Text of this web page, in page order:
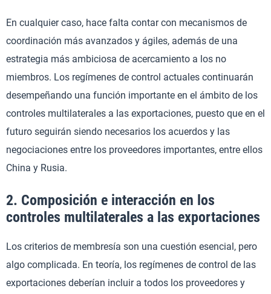
En cualquier caso, hace falta contar con mecanismos de
coordinación más avanzados y ágiles, además de una
estrategia más ambiciosa de acercamiento a los no
miembros. Los regímenes de control actuales continuarán
desempeñando una función importante en el ámbito de los
controles multilaterales a las exportaciones, puesto que en el
futuro seguirán siendo necesarios los acuerdos y las
negociaciones entre los proveedores importantes, entre ellos
China y Rusia.
2. Composición e interacción en los
controles multilaterales a las exportaciones
Los criterios de membresía son una cuestión esencial, pero
algo complicada. En teoría, los regímenes de control de las
exportaciones deberían incluir a todos los proveedores y